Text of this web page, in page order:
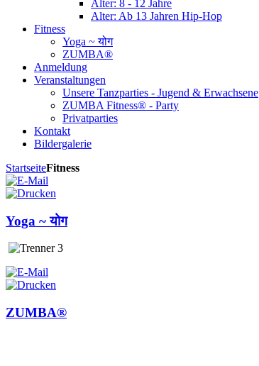
Alter: 8 - 12 Jahre
Alter: Ab 13 Jahren Hip-Hop
Fitness
Yoga ~ योग
ZUMBA®
Anmeldung
Veranstaltungen
Unsere Tanzparties - Jugend & Erwachsene
ZUMBA Fitness® - Party
Privatparties
Kontakt
Bildergalerie
StartseiteFitness
Yoga ~ योग
ZUMBA®